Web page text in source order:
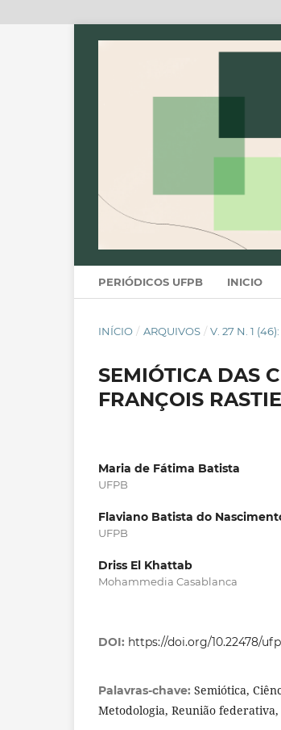
PERIÓDICOS UFPB INICIO
INÍCIO / ARQUIVOS / V. 27 N. 1
SEMIÓTICA DAS
FRANÇOIS
Maria de Fátima Batista
UFPB
Flaviano Batista do
UFPB
Driss El Khattab
Mohammedia Casablanca
DOI: https://doi.org/10.22478/
Palavras-chave: Semiótica,
Metodologia, Reunião